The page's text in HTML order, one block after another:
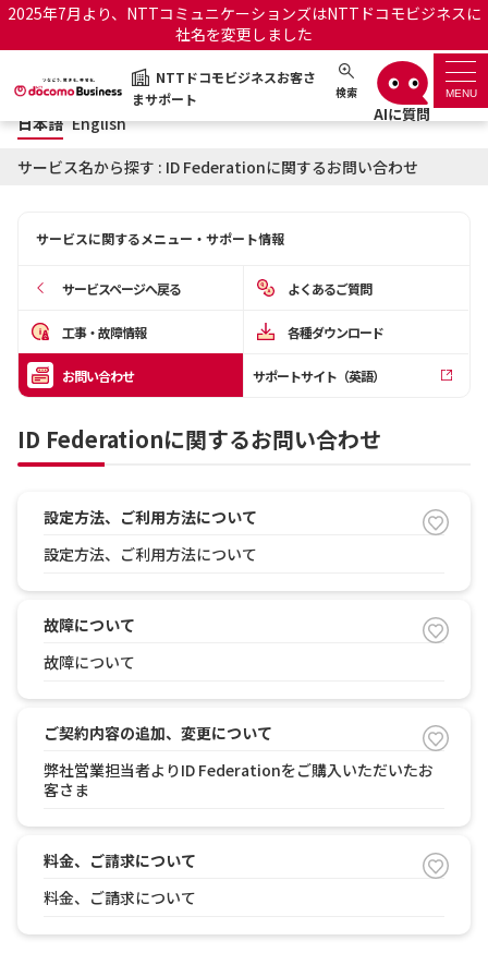
2025年7月より、NTTコミュニケーションズはNTTドコモビジネスに
社名を変更しました
NTTドコモビジネスお客さ
まサポート
検索 MENU
NTTドコモビジネスお客さまサポート 日本語 English
サポートトップ
お知らせ サポートサイトの使い方
OCNのお客さまはこちら
工事・故障情報通知サー
オフィシャルサイト
日本語 English
サービス名から探す : ID Federationに関するお問い合わせ
サービスに関するメニュー・サポート情報
サービスページへ戻る よくあるご質問
工事・故障情報 各種ダウンロード
お問い合わせ サポートサイト（英語）
ID Federationに関するお問い合わせ
設定方法、ご利用方法について
設定方法、ご利用方法について
故障について
故障について
ご契約内容の追加、変更について
弊社営業担当者よりID Federationをご購入いただいたお
客さま
料金、ご請求について
料金、ご請求について